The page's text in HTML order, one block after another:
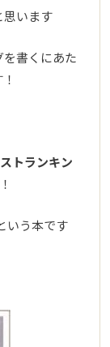
思います
書くにあた
トランキン
いう本です